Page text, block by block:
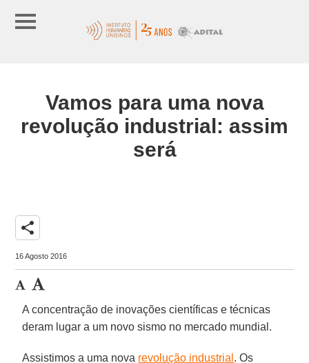
Vamos para uma nova
revolução industrial: assim
será
share
16 Agosto 2016
A concentração de inovações científicas e técnicas
deram lugar a um novo sismo no mercado mundial.
Assistimos a uma nova revolução industrial . Os